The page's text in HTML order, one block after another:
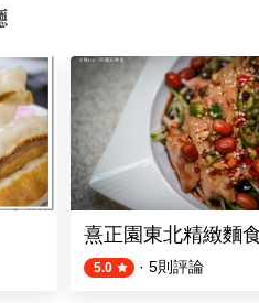
熹正園東北精緻麵
5.0 · 5則評論